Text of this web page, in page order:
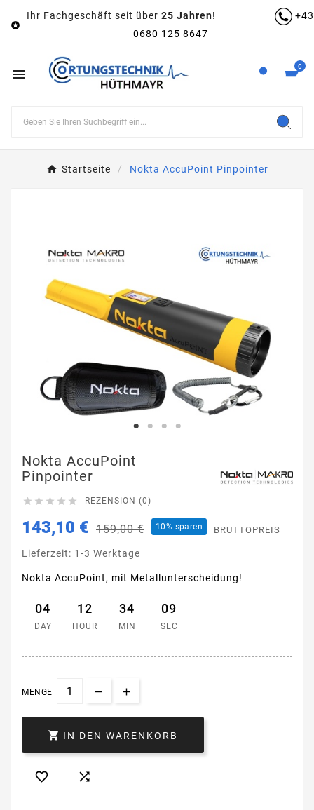

Ihr Fachgeschäft seit über 25 Jahren!
+43
0680 125 8647
 0
Startseite Nokta AccuPoint Pinpointer
Nokta AccuPoint
Pinpointer
     REZENSION (0)
143,10 € 159,00 € 10% sparen BRUTTOPREIS
Lieferzeit: 1-3 Werktage
Nokta AccuPoint, mit Metallunterscheidung!
04
DAY
12
HOUR
34
MIN
09
SEC
MENGE
 IN DEN WARENKORB
 